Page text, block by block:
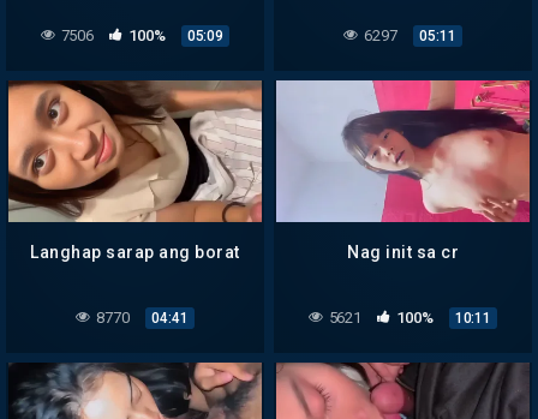
7506 100% 05:09 6297 05:11
Langhap sarap ang borat
8770 04:41
Nag init sa cr
5621 100% 10:11